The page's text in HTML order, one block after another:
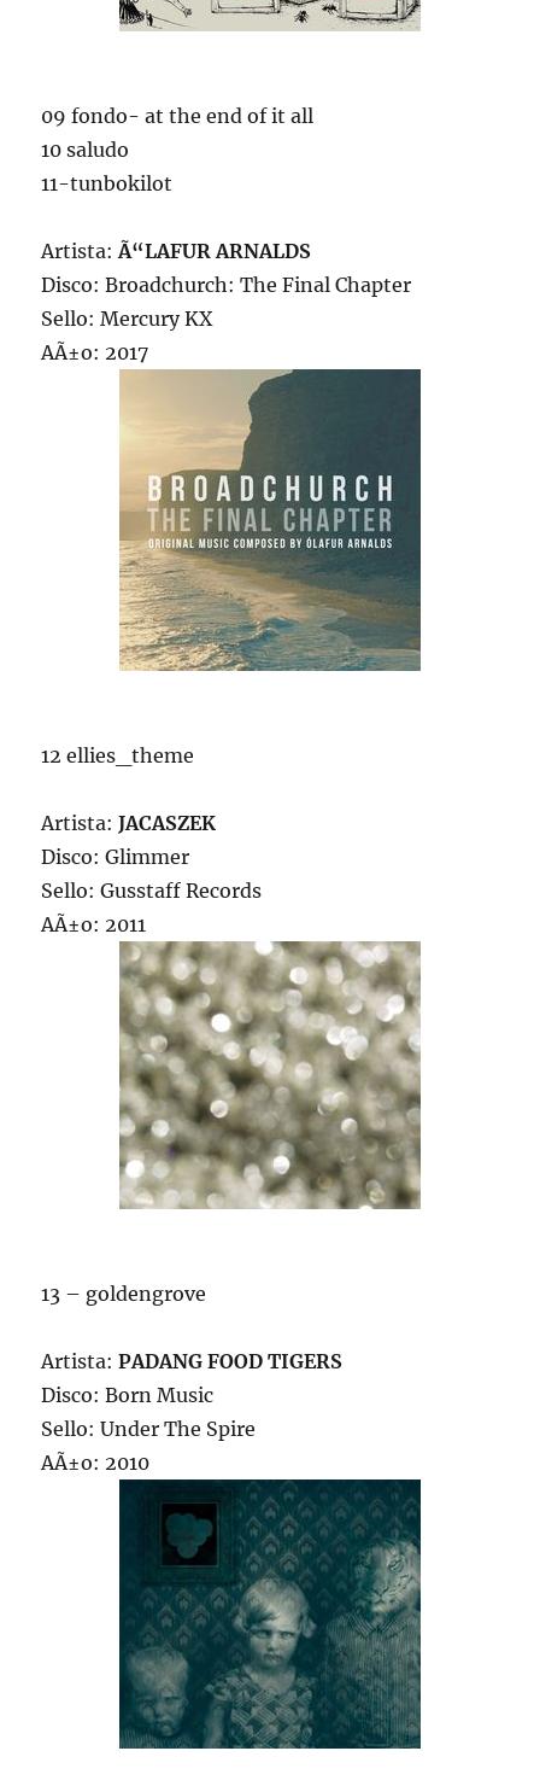
09 fondo- at the end of it all
10 saludo
11-tunbokilot
Artista:Ã“LAFUR ARNALDS
Disco: Broadchurch: The Final Chapter
Sello: Mercury KX
AÃ±o: 2017
12 ellies_theme
Artista:JACASZEK
Disco: Glimmer
Sello: Gusstaff Records
AÃ±o: 2011
13 – goldengrove
Artista:PADANG FOOD TIGERS
Disco: Born Music
Sello: Under The Spire
AÃ±o: 2010